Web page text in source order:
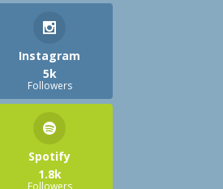
Instagram
5k
Followers
Spotify
1.8k
Followers